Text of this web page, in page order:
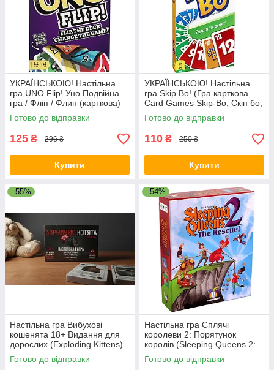
УКРАЇНСЬКОЮ! Настільна
гра UNO Flip! Уно Подвійна
гра / Фліп / Флип (карткова)
Готово до відправки
125 ₴ 296 ₴
Купити
УКРАЇНСЬКОЮ! Настільна
гра Skip Bo! (Гра карткова
Card Games Skip-Bo, Скіп бо,
Скип бо)
Готово до відправки
110 ₴ 250 ₴
Купити
–55%
Настільна гра Вибухові
кошенята 18+ Видання для
дорослих (Exploding Kittens)
+ правила УКРАЇНСЬКОЮ
Готово до відправки
–54%
Настільна гра Сплячі
королеви 2: Порятунок
королів (Sleeping Queens 2:
The Rescue) + правила РУС /
УКР
Готово до відправки